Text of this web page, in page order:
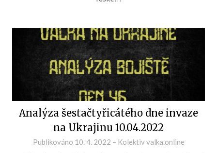
Analýza šestačtyřicátého dne invaze
na Ukrajinu 10.04.2022
Publikováno 10. 4. 2022 – Kolektiv valka.online